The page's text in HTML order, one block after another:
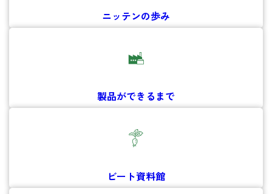
ニッテンの歩み
製品ができるまで
ビート資料館